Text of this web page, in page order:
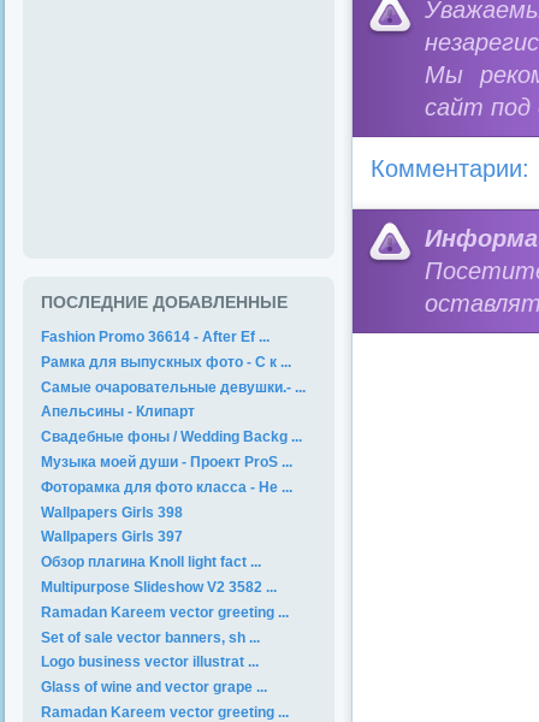
Мы
сайт под
Комментарии:
ПОСЛЕДНИЕ ДОБАВЛЕННЫЕ
Fashion Promo 36614 - After Ef ...
Рамка для выпускных фото - С к ...
Самые очаровательные девушки.- ...
Апельсины - Клипарт
Свадебные фоны / Wedding Backg ...
Музыка моей души - Проект ProS ...
Фоторамка для фото класса - Не ...
Wallpapers Girls 398
Wallpapers Girls 397
Обзор плагина Knoll light fact ...
Multipurpose Slideshow V2 3582 ...
Ramadan Kareem vector greeting ...
Set of sale vector banners, sh ...
Logo business vector illustrat ...
Glass of wine and vector grape ...
Ramadan Kareem vector greeting ...